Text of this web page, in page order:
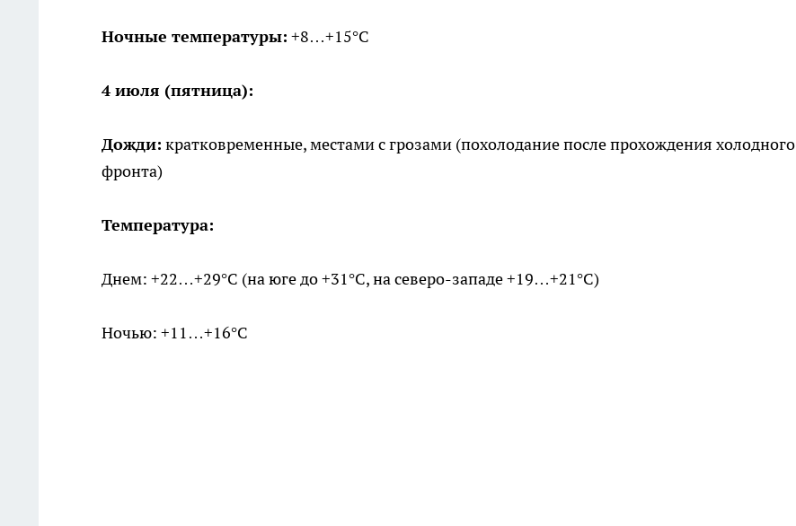
Ночные температуры: +8…+15°C
4 июля (пятница):
Дожди: кратковременные, местами с грозами (похолодание после прохождения холодного
фронта)
Температура:
Днем: +22…+29°C (на юге до +31°C, на северо-западе +19…+21°C)
Ночью: +11…+16°C